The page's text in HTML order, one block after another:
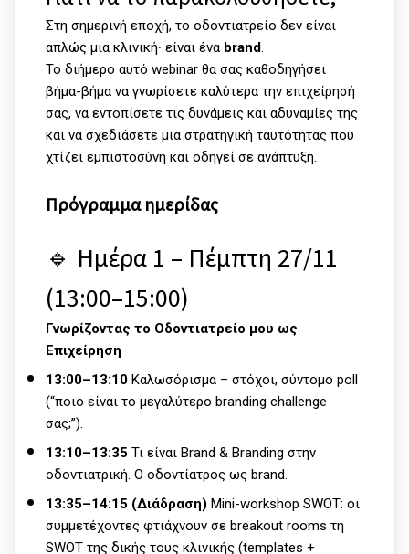
Στη σημερινή εποχή, το οδοντιατρείο δεν είναι
απλώς μια κλινική∙ είναι ένα brand.
Το διήμερο αυτό webinar θα σας καθοδηγήσει
βήμα-βήμα να γνωρίσετε καλύτερα την επιχείρησή
σας, να εντοπίσετε τις δυνάμεις και αδυναμίες της
και να σχεδιάσετε μια στρατηγική ταυτότητας που
χτίζει εμπιστοσύνη και οδηγεί σε ανάπτυξη.
Πρόγραμμα ημερίδας
🔹 Ημέρα 1 – Πέμπτη 27/11
(13:00–15:00)
Γνωρίζοντας το Οδοντιατρείο μου ως
Επιχείρηση
13:00–13:10 Καλωσόρισμα – στόχοι, σύντομο poll
(“ποιο είναι το μεγαλύτερο branding challenge
σας;”).
13:10–13:35 Τι είναι Brand & Branding στην
οδοντιατρική. Ο οδοντίατρος ως brand.
13:35–14:15 (Διάδραση) Mini-workshop SWOT: οι
συμμετέχοντες φτιάχνουν σε breakout rooms τη
SWOT της δικής τους κλινικής (templates +